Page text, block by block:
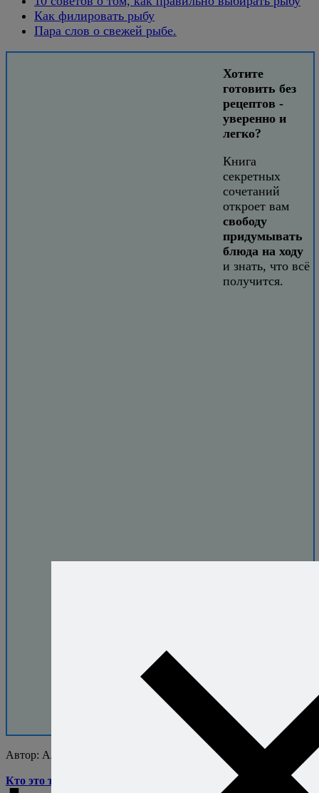
Как филировать рыбу
Пара слов о свежей рыбе.
Хотите
готовить без
рецептов -
уверенно и
легко?
Книга
секретных
сочетаний
откроет вам
свободу
придумывать
блюда на ходу
и знать, что всё
получится.
книгу.
Присоединяйтесь!
Автор: Алексей Онегин
Кто это такой?..